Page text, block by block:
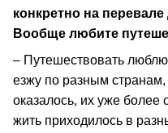
конкретно на
Вообще любите
– Путешествовать
езжу по разным странам,
оказалось, их уже более
жить приходилось в